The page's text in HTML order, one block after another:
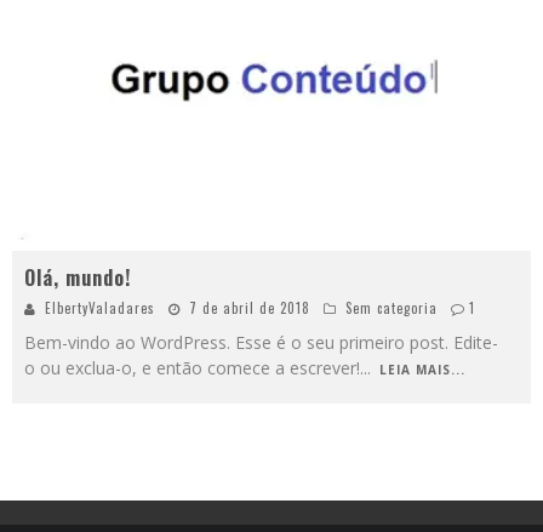
Olá, mundo!
ElbertyValadares 7 de abril de 2018 Sem categoria 1
Bem-vindo ao WordPress. Esse é o seu primeiro post. Edite-
o ou exclua-o, e então comece a escrever!... LEIA MAIS...